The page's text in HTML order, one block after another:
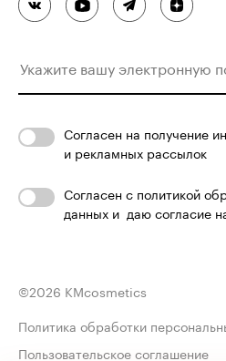
Согласен на получение
и рекламных рассылок
Согласен с политикой
данных и даю согласие
©2026 KMcosmetics
Политика обработки
Пользовательское соглашение